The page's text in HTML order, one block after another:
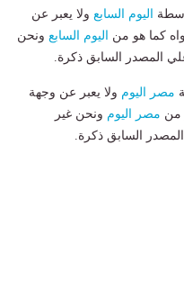
اليوم السابع ولا يعبر عن
كما هو من اليوم السابع ونحن
المصدر السابق ذكرة.
مصر اليوم ولا يعبر عن وجهة
من مصر اليوم ونحن غير
السابق ذكرة.